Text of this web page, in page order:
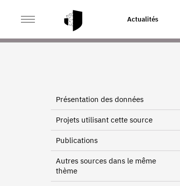
Actualités
ACCUEIL BÉNÉFICIAIRES
Présentation des données
Projets utilisant cette source
Publications
Autres sources dans le même
thème